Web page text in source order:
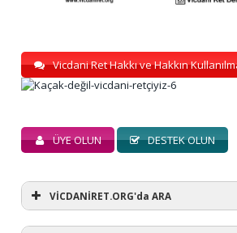
Vicdani Ret Hakkı ve Hakkın
ÜYE OLUN DESTEK OLUN
VİCDANİRET.ORG'da ARA